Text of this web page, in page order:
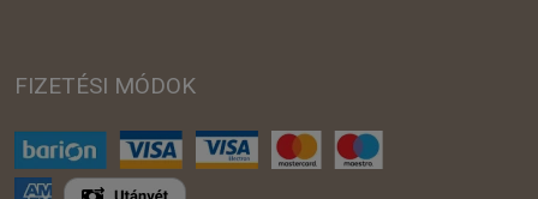
FIZETÉSI MÓDOK